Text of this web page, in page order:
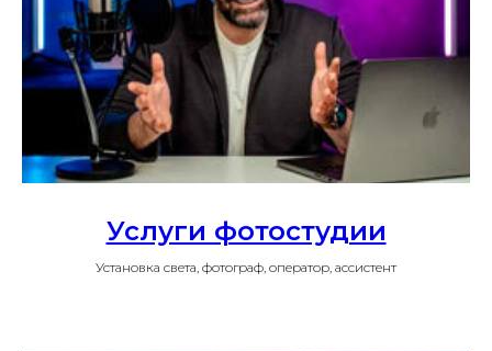
Услуги фотостудии
Установка света, фотограф, оператор, ассистент